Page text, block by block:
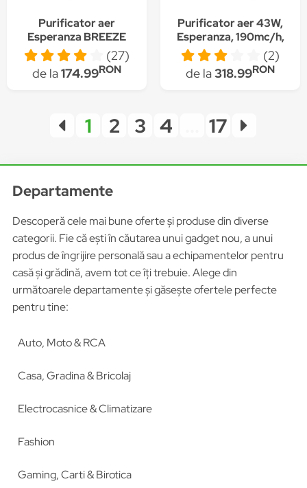
Purificator aer
Esperanza BREEZE
dotat cu 3 filtre si
generator de ioni
negativi capacitate 30
(27)
de la174.99RON
Purificator aer 43W,
Esperanza, 190mc/h,
50 mp, 4 nivele de
filtrare, LCD,
telecomanda
(2)
de la318.99RON
1 2 3 4 17
Departamente
Descoperă cele mai bune oferte și produse din diverse
categorii. Fie că ești în căutarea unui gadget nou, a unui
produs de îngrijire personală sau a echipamentelor pentru
casă și grădină, avem tot ce îți trebuie. Alege din
următoarele departamente și găsește ofertele perfecte
pentru tine:
Auto, Moto & RCA
Casa, Gradina & Bricolaj
Electrocasnice & Climatizare
Fashion
Gaming, Carti & Birotica